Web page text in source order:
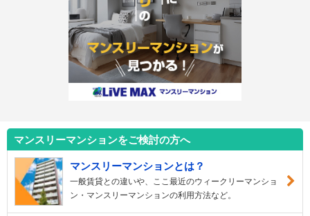
マンスリーマンションをご検討の方へ
マンスリーマンションとは？
一般賃貸との違いや、ここ最近のウィークリーマンショ
ン・マンスリーマンションの利用方法など。